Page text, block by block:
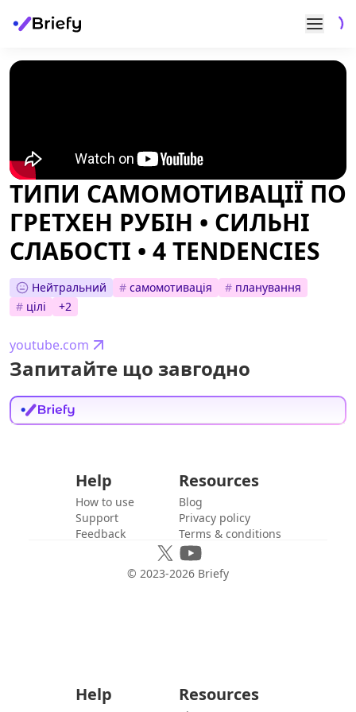
ТИПИ САМОМОТИВАЦІЇ ПО
ГРЕТХЕН РУБІН • СИЛЬНІ
СЛАБОСТІ • 4 TENDENCIES
Нейтральний # самомотивація # планування
# цілі +2
youtube.com
Запитайте що завгодно
Help
How to use
Support
Feedback
Resources
Blog
Privacy policy
Terms & conditions
© 2023-2026 Briefy
Help Resources